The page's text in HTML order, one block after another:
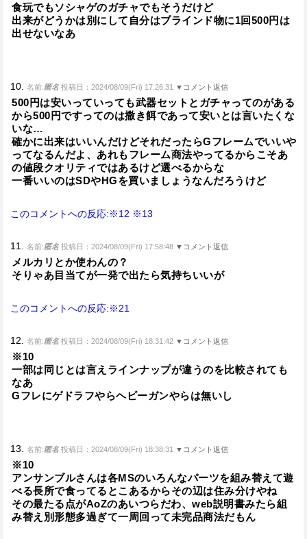
食玩でもソシャゲのガチャでもそうだけど
出来がどうかは別にして自分はブラインド物に1回500円は
出せないなあ
10. 名前:匿名 投稿日：2024/08/09(Fri) 17:26:31 ▼コメント返信
500円は安いっていっても武器セットとガチャってのがある
から500円ですってのは撒き餌であって安いとは言いたくな
いな…
確かに出来はいいんだけどそれだったらGフレームでいいや
ってなるんだよ、あれもフレーム商法やってるからこそあ
の値段クオリティではあるけど選べるからな
一番いいのはSDやHGを買いましょうなんだろうけど
このコメントへの反応:※12 ※13
11. 名前:匿名 投稿日：2024/08/09(Fri) 17:58:48 ▼コメント返信
メルカリとか使わんの？
そりゃあ目当てが一発で出たら気持ちいいが
このコメントへの反応:※21
12. 名前:匿名 投稿日：2024/08/09(Fri) 18:31:42 ▼コメント返信
※10
一部は同じとは言えラインナップが違うのを比較されても
なあ
Gフレにゲドラフやらヘビーガンやらは無いし
13. 名前:匿名 投稿日：2024/08/09(Fri) 18:38:31 ▼コメント返信
※10
アンサンブルさんは各MSのいろんなパーツを組み替えて遊
べる長所で食ってるとこあるからその辺は住み分けやね
その最たる点がAoZのあいつらだわ、web説明書みたら組
み替え別形態多過ぎて一周回って未完品商法だもん